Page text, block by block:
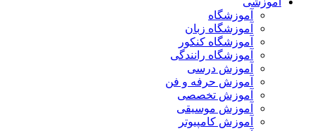
آموزشگاه
آموزشگاه زبان
آموزشگاه کنکور
آموزشگاه رانندگی
آموزش درسی
آموزش حرفه و فن
آموزش تخصصی
آموزش موسیقی
آموزش کامپیوتر